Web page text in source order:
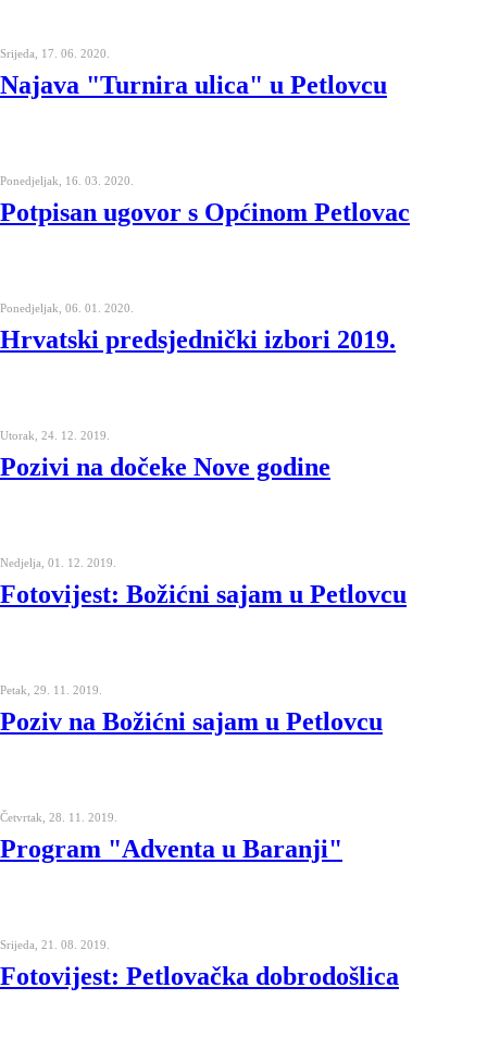
Srijeda, 17. 06. 2020.
Najava "Turnira ulica" u Petlovcu
Ponedjeljak, 16. 03. 2020.
Potpisan ugovor s Općinom Petlovac
Ponedjeljak, 06. 01. 2020.
Hrvatski predsjednički izbori 2019.
Utorak, 24. 12. 2019.
Pozivi na dočeke Nove godine
Nedjelja, 01. 12. 2019.
Fotovijest: Božićni sajam u Petlovcu
Petak, 29. 11. 2019.
Poziv na Božićni sajam u Petlovcu
Četvrtak, 28. 11. 2019.
Program "Adventa u Baranji"
Srijeda, 21. 08. 2019.
Fotovijest: Petlovačka dobrodošlica